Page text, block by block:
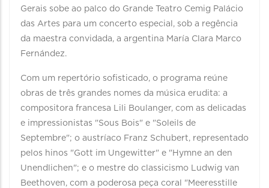
Gerais sobe ao palco do Grande Teatro Cemig Palácio
das Artes para um concerto especial, sob a regência
da maestra convidada, a argentina María Clara Marco
Fernández.
Com um repertório sofisticado, o programa reúne
obras de três grandes nomes da música erudita: a
compositora francesa Lili Boulanger, com as delicadas
e impressionistas "Sous Bois" e "Soleils de
Septembre"; o austríaco Franz Schubert, representado
pelos hinos "Gott im Ungewitter" e "Hymne an den
Unendlichen"; e o mestre do classicismo Ludwig van
Beethoven, com a poderosa peça coral "Meeresstille